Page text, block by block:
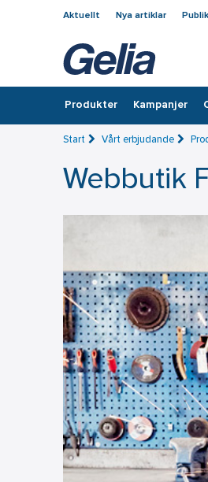
Aktuellt Nya artiklar
Produkter Kampanjer
Start Vårt erbjudande
Webbutik